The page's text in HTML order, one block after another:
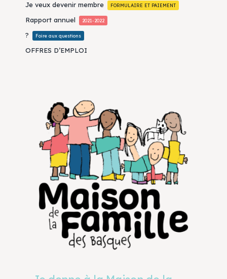
Je veux devenir membre
FORMULAIRE ET PAIEMENT
Rapport annuel 2021-2022
? Foire aux questions
OFFRES D’EMPLOI